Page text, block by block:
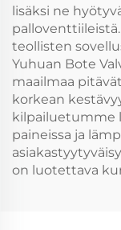
lisäksi ne
teollisten
Yuhuan Bote
maailmaa
korkean
kilpailuetumme
paineissa ja
on luotettava